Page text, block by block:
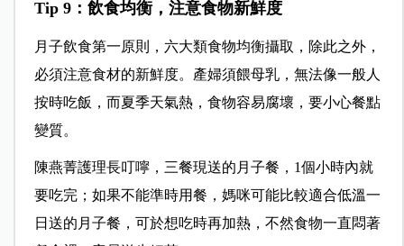
Tip 9：飲食均衡，注意食物新鮮度
月子飲食第一原則，六大類食物均衡攝取，除此之外，
必須注意食材的新鮮度。產婦須餵母乳，無法像一般人
按時吃飯，而夏季天氣熱，食物容易腐壞，要小心餐點
變質。
陳燕菁護理長叮嚀，三餐現送的月子餐，1個小時內就
要吃完；如果不能準時用餐，媽咪可能比較適合低溫一
日送的月子餐，可於想吃時再加熱，不然食物一直悶著